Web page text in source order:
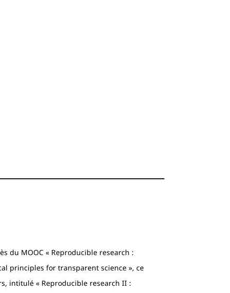
du MOOC « Reproducible research :
principles for transparent science », ce
intitulé « Reproducible research II :